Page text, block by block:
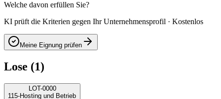
Welche davon erfüllen Sie?
KI prüft die Kriterien gegen Ihr Unternehmensprofil · Kostenlos
Meine Eignung prüfen
Lose (1)
LOT-0000
115-Hosting und Betrieb